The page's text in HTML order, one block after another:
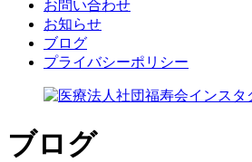
お問い合わせ
お知らせ
ブログ
プライバシーポリシー
ブログ